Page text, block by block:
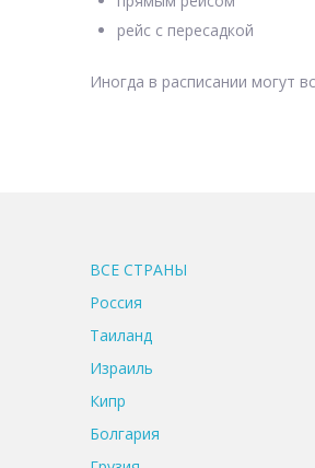
рейс с пересадкой
Иногда в расписании могут
ВСЕ CТРАНЫ
Россия
Таиланд
Израиль
Кипр
Болгария